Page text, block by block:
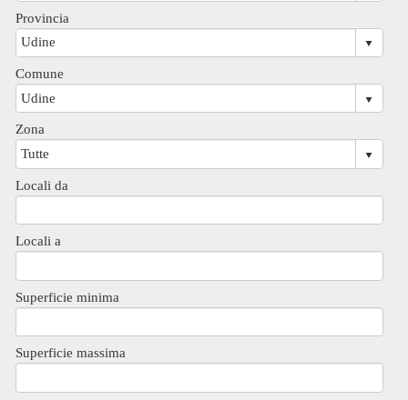
Provincia
Comune
Zona
Locali da
Locali a
Superficie minima
Superficie massima